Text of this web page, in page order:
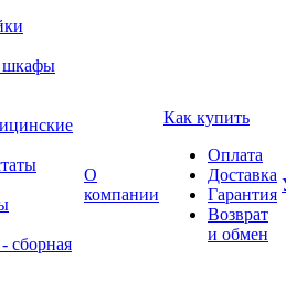
шкафы
сборная
О
компании
Как купить
Оплата
Доставка
Гарантия
Возврат
и обмен